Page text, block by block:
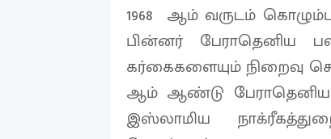
1968 ஆம் வருடம்
பின்னர் பேராதெனிய
கர்கைகளையும் நிறைவு
ஆம் ஆண்டு
இஸ்லாமிய